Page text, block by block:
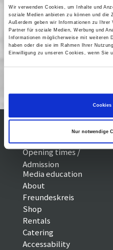
Wir verwenden Cookies, um Inhalte und
soziale Medien anbieten zu können und die
Außerdem geben wir Informationen zu Ihrer
Partner für soziale Medien, Werbung und
Informationen möglicherweise mit weiteren
haben oder die sie im Rahmen Ihrer
Einwilligung zu unseren Cookies, wenn Sie
Cookies
Nur notwendige
Ringvorlesung
Jüdisches
Visiting the museum
Opening times /
Admission
Media education
About
Freundeskreis
Shop
Rentals
Catering
Accessability